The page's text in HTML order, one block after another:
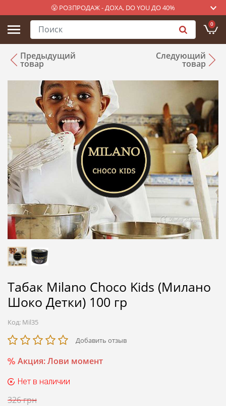
😤 РОЗПРОДАЖ - ДОХА, DO YOU ДО 40%
0
Предыдущий
товар
Следующий
товар
Табак Milano Choco Kids (Милано
Шоко Детки) 100 гр
Код: Mil35
Добавить отзыв
Акция: Лови момент
Нет в наличии
326грн